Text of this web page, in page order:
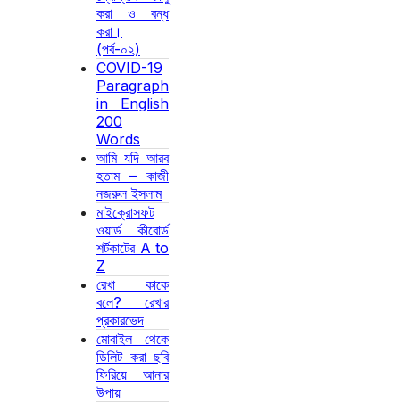
করা ও বন্ধ
করা।
(পর্ব-০২)
COVID-19
Paragraph
in English
200
Words
আমি যদি আরব
হতাম – কাজী
নজরুল ইসলাম
মাইক্রোসফট
ওয়ার্ড কীবোর্ড
শর্টকাটের A to
Z
রেখা কাকে
বলে? রেখার
প্রকারভেদ
মোবাইল থেকে
ডিলিট করা ছবি
ফিরিয়ে আনার
উপায়